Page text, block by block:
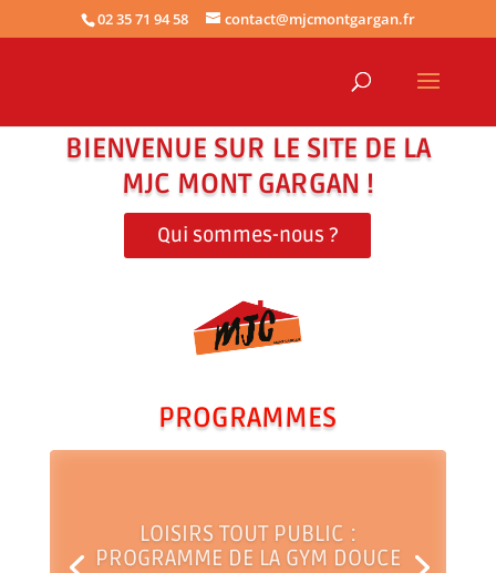
02 35 71 94 58 contact@mjcmontgargan.fr
BIENVENUE SUR LE SITE DE LA
MJC MONT GARGAN !
Qui sommes-nous ?
PROGRAMMES
LOISIRS TOUT PUBLIC :
PROGRAMME DE LA GYM DOUCE